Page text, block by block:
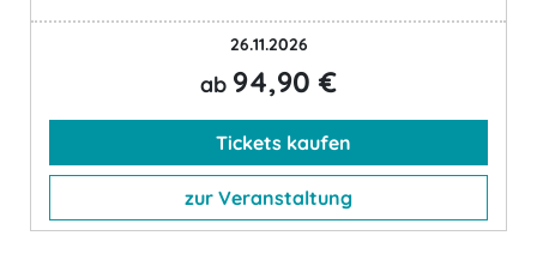
26.11.2026
ab 94,90 €
Tickets kaufen
zur Veranstaltung